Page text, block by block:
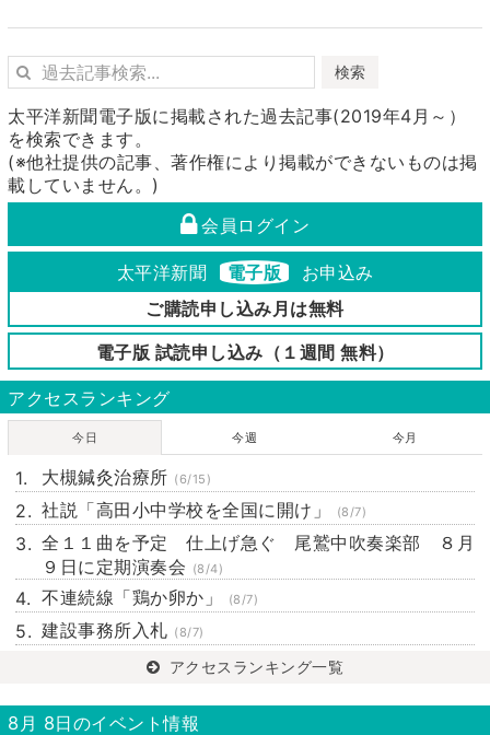
検索
太平洋新聞電子版に掲載された過去記事(2019年4月～）
を検索できます。
(※他社提供の記事、著作権により掲載ができないものは掲
載していません。)
会員ログイン
太平洋新聞 電子版
お申込み
ご購読申し込み月は無料
電子版 試読申し込み（１週間 無料）
アクセスランキング
今日 今週 今月
大槻鍼灸治療所 (6/15)
社説「高田小中学校を全国に開け」 (8/7)
全１１曲を予定 仕上げ急ぐ 尾鷲中吹奏楽部 ８月
９日に定期演奏会 (8/4)
不連続線「鶏か卵か」 (8/7)
建設事務所入札 (8/7)
アクセスランキング一覧
8月 8日のイベント情報